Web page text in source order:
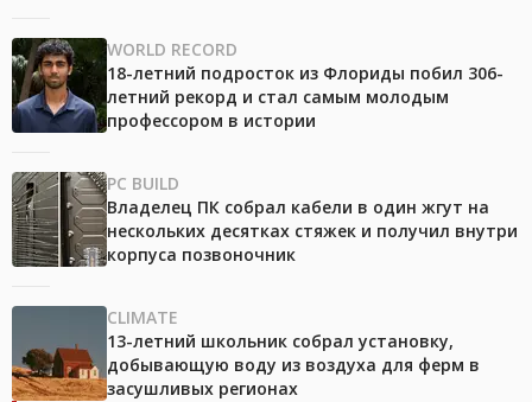
WORLD RECORD
18-летний подросток из Флориды побил 306-
летний рекорд и стал самым молодым
профессором в истории
PC BUILD
Владелец ПК собрал кабели в один жгут на
нескольких десятках стяжек и получил внутри
корпуса позвоночник
CLIMATE
13-летний школьник собрал установку,
добывающую воду из воздуха для ферм в
засушливых регионах